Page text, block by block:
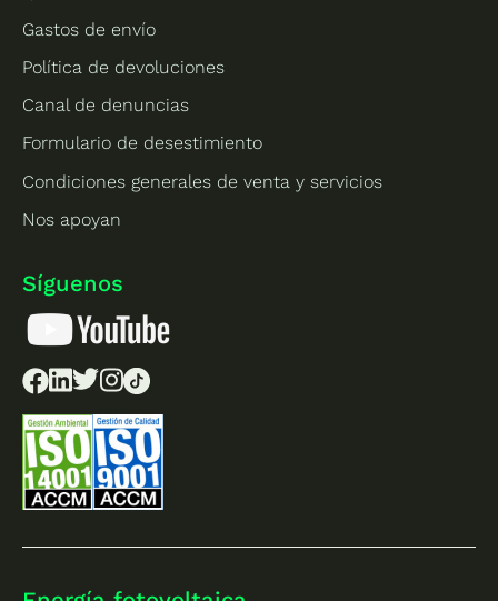
Gastos de envío
Política de devoluciones
Canal de denuncias
Formulario de desestimiento
Condiciones generales de venta y servicios
Nos apoyan
Síguenos